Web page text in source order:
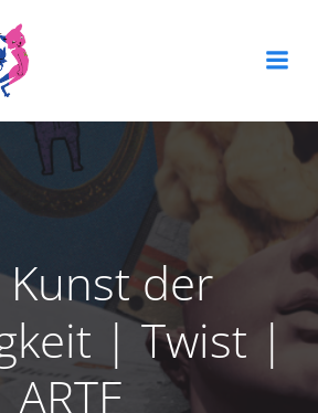
Kunst der
| Twist |
ARTE